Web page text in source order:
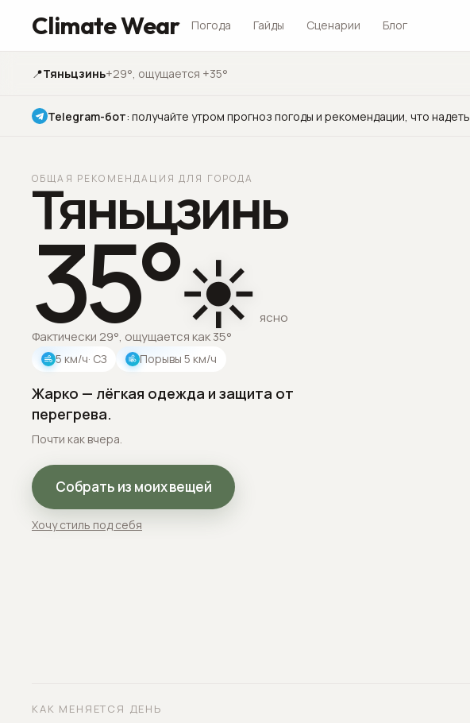
Climate Wear Погода Гайды Сценарии Блог
📍Тяньцзинь+29°, ощущается +35°
Telegram-бот: получайте утром прогноз погоды и рекомендации, что надеть
ОБЩАЯ РЕКОМЕНДАЦИЯ ДЛЯ ГОРОДА
Тяньцзинь
35°☀️ ясно
Фактически 29°, ощущается как 35°
5 км/ч· СЗ Порывы 5 км/ч
Жарко — лёгкая одежда и защита от
перегрева.
Почти как вчера.
Собрать из моих вещей
Хочу стиль под себя
КАК МЕНЯЕТСЯ ДЕНЬ